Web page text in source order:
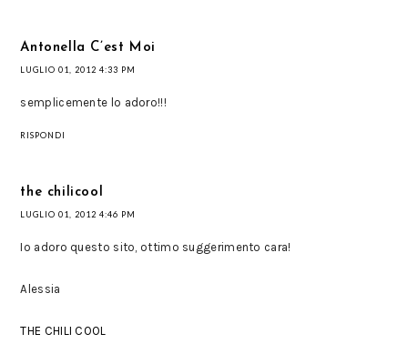
Antonella C’est Moi
LUGLIO 01, 2012 4:33 PM
semplicemente lo adoro!!!
RISPONDI
the chilicool
LUGLIO 01, 2012 4:46 PM
Io adoro questo sito, ottimo suggerimento cara!
Alessia
THE CHILI COOL